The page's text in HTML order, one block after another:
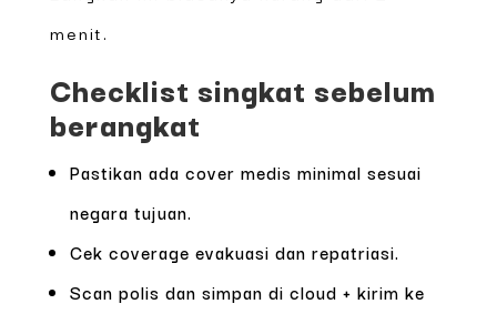
menit.
Checklist singkat sebelum
berangkat
Pastikan ada cover medis minimal sesuai
negara tujuan.
Cek coverage evakuasi dan repatriasi.
Scan polis dan simpan di cloud + kirim ke